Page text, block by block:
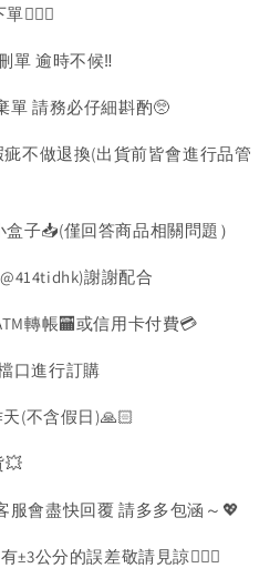
💁🏻‍♀️
單 逾時不候‼️
單 請務必仔細斟酌🥺
疵不做退換(出貨前皆會進行品管
子📥(僅回答商品相關問題）
謝謝配合
轉帳🏧或信用卡付費💳
口進行訂購
(不含假日)🙏🏻
💥
會盡快回覆 請多多包涵～💖
±3公分的誤差敬請見諒🙇🏻‍♀️